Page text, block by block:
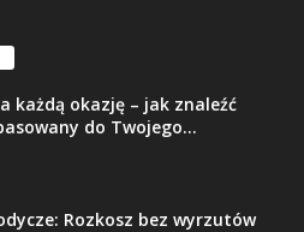
każdą okazję – jak znaleźć
do Twojego...
Rozkosz bez wyrzutów